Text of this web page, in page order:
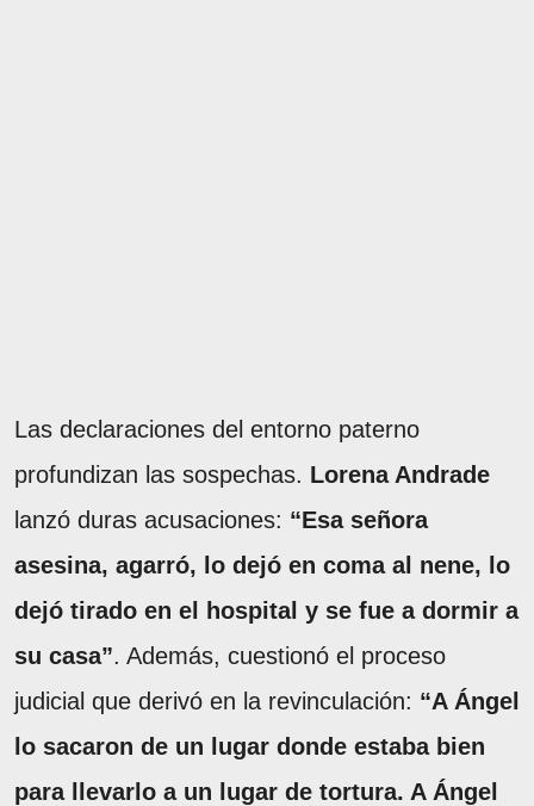
Las declaraciones del entorno paterno
profundizan las sospechas. Lorena Andrade
lanzó duras acusaciones: “Esa señora
asesina, agarró, lo dejó en coma al nene, lo
dejó tirado en el hospital y se fue a dormir a
su casa”. Además, cuestionó el proceso
judicial que derivó en la revinculación: “A Ángel
lo sacaron de un lugar donde estaba bien
para llevarlo a un lugar de tortura. A Ángel